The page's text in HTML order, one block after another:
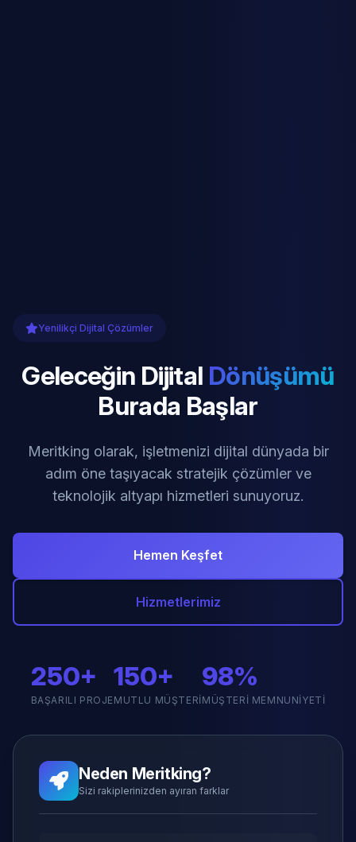
Yenilikçi Dijital Çözümler
Geleceğin Dijital Dönüşümü
Burada Başlar
Meritking olarak, işletmenizi dijital dünyada bir
adım öne taşıyacak stratejik çözümler ve
teknolojik altyapı hizmetleri sunuyoruz.
Hemen Keşfet
Hizmetlerimiz
250+
BAŞARILI PROJE
150+
MUTLU MÜŞTERI
98%
MÜŞTERI MEMNUNIYETI
Neden Meritking?
Sizi rakiplerinizden ayıran farklar